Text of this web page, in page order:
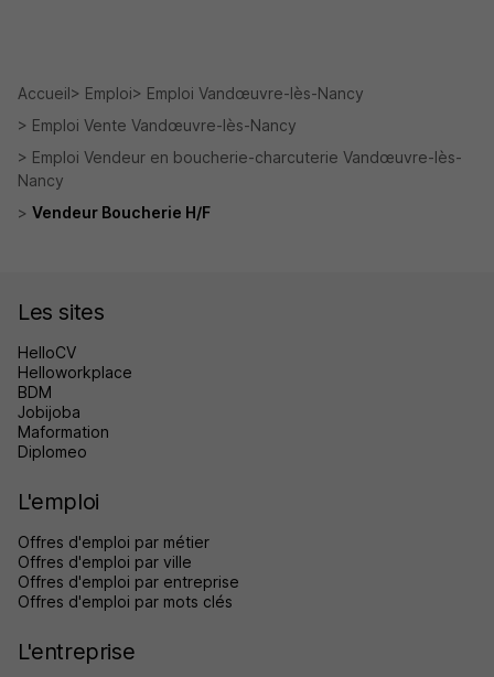
Accueil Emploi
Emploi Vandœuvre-lès-Nancy
Emploi Vente Vandœuvre-lès-Nancy
Emploi Vendeur en boucherie-charcuterie Vandœuvre-lès-
Nancy
Vendeur Boucherie H/F
Les sites
HelloCV
Helloworkplace
BDM
Jobijoba
Maformation
Diplomeo
L'emploi
Offres d'emploi par métier
Offres d'emploi par ville
Offres d'emploi par entreprise
Offres d'emploi par mots clés
L'entreprise